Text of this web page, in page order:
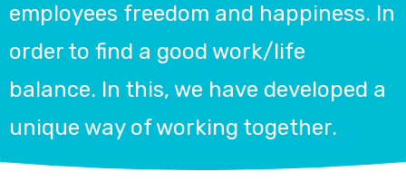
employees freedom and happiness. In
order to find a good work/life
balance. In this, we have developed a
unique way of working together.